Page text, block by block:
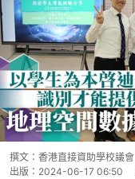
撰文： 香港直接資助學校議會
出版： 2024-06-17 06:50